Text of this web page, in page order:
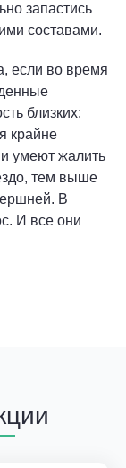
запастись
составами.
если во время
близких:
крайне
умеют жалить
тем выше
В
И все они